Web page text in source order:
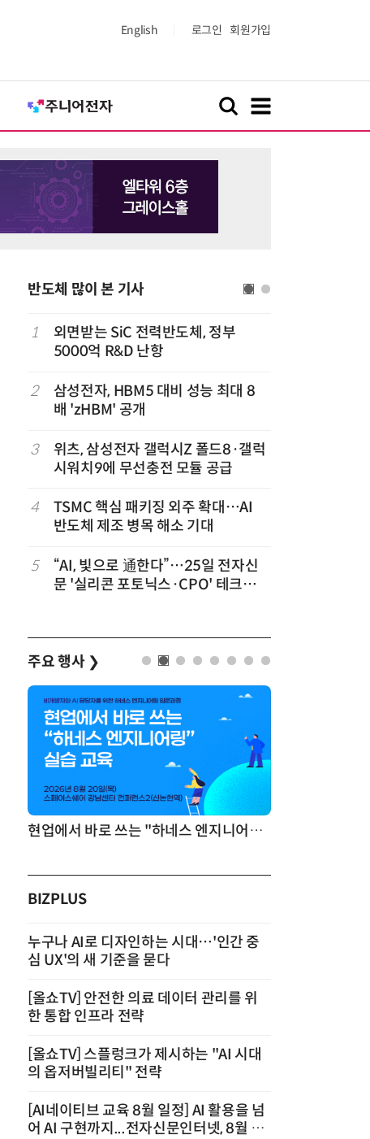
English 로그인 회원가입
반도체 많이 본 기사
1
외면받는 SiC 전력반도체, 정부
5000억 R&D 난항
2
삼성전자, HBM5 대비 성능 최대 8
배 'zHBM' 공개
3
위츠, 삼성전자 갤럭시Z 폴드8·갤럭
시워치9에 무선충전 모듈 공급
4
TSMC 핵심 패키징 외주 확대…AI
반도체 제조 병목 해소 기대
5
“AI, 빛으로 通한다”…25일 전자신
문 '실리콘 포토닉스·CPO' 테크데
주요 행사 ❯
현업에서 바로 쓰는 "하네스 엔지니어링" 실습 교육
BIZPLUS
누구나 AI로 디자인하는 시대…'인간 중
심 UX'의 새 기준을 묻다
[올쇼TV] 안전한 의료 데이터 관리를 위
한 통합 인프라 전략
[올쇼TV] 스플렁크가 제시하는 "AI 시대
의 옵저버빌리티" 전략
[AI네이티브 교육 8월 일정] AI 활용을 넘
어 AI 구현까지...전자신문인터넷, 8월 실